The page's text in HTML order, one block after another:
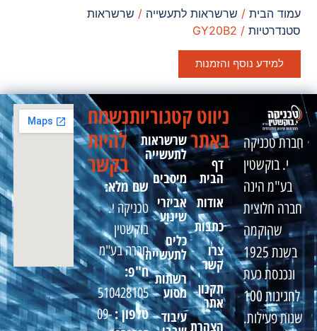
עמוד הבית / שרשראות לתעשייה / שרשראות
סטנדרטיות / GY20B2
למידע נוסף והזמנות
חברת טכניקה
י. בוקשטין
בע"מ הינה
חברה חלוצית
שהוקמה
בשנת 1925
ונכנסת כעת
לחגיגות 100
שנות פעילות.
ניווט
באתר
דף
הבית
אודות
כתבות
צרו
קשר
תקנון
אתר
הצהרת
קטגוריות
שרשראות
לתעשייה
מיסבים
אביזרי
שינוע
כלים
לתעשייה
רשתות
מסוע
עיבוד
נשמח
להיות
בקשר
שם מלא:
טכניקה י.
בוקשטין
חברה בע"מ
ח"פ:
510428105
טלפון :09-